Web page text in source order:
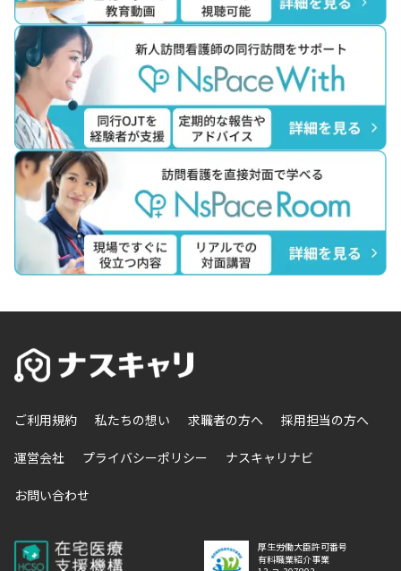
ご利用規約 私たちの想い 求職者の方へ 採用担当の方へ
運営会社 プライバシーポリシー ナスキャリナビ
お問い合わせ
厚生労働大臣許可番号
有料職業紹介事業